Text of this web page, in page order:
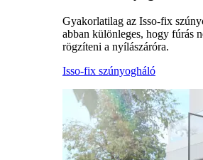
Gyakorlatilag az Isso-fix
abban különleges, hogy fúrás
rögzíteni a nyílászáróra.
Isso-fix szúnyogháló